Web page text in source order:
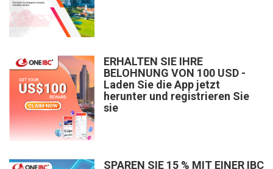
ERHALTEN SIE IHRE
BELOHNUNG VON 100 USD -
Laden Sie die App jetzt
herunter und registrieren Sie
sie
SPAREN SIE 15 % MIT EINER IBC